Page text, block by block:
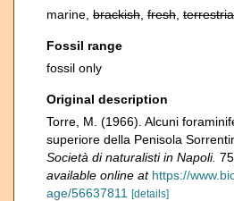
marine, brackish fresh
Fossil range
fossil only
Original description
Torre, M. (1966). Alcuni
superiore della Penisola
Società di naturalisti in Napoli.
available online at https://
age/56637811
[details]